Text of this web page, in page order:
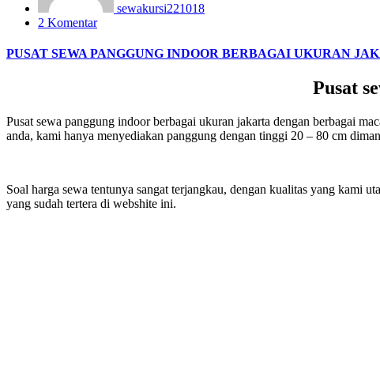
sewakursi221018
2 Komentar
PUSAT SEWA PANGGUNG INDOOR BERBAGAI UKURAN
Pusat
Pusat sewa panggung indoor berbagai ukuran jakarta dengan berbagai
anda, kami hanya menyediakan panggung dengan tinggi 20 – 80 cm
Soal harga sewa tentunya sangat terjangkau, dengan kualitas yang
yang sudah tertera di webshite ini.